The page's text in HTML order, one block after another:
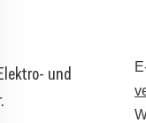
und